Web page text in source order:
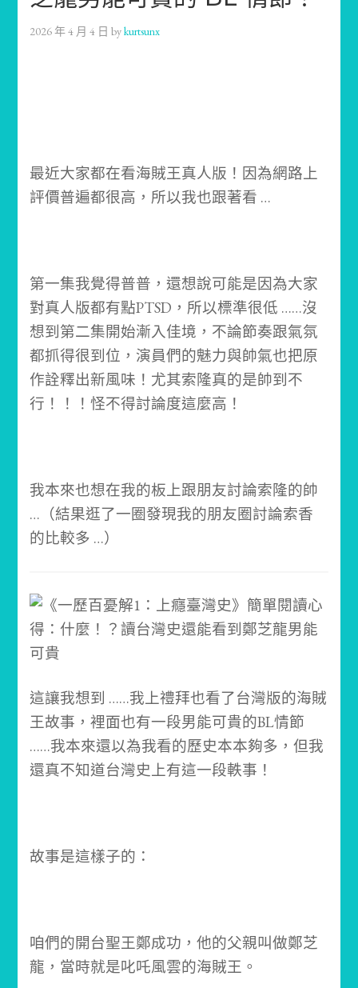
2026 年 4 月 4 日 bykurtsunx
最近大家都在看海賊王真人版！ 因為網路上
評價普遍都很高，所以我也跟著看 …
第一集我覺得普普，還想說可能是因為大家
對真人版都有點PTSD，所以標準很低 ……沒
想到第二集開始漸入佳境，不論節奏跟氣氛
都抓得很到位，演員們的魅力與帥氣也把原
作詮釋出新風味！ 尤其索隆真的是帥到不
行！！！怪不得討論度這麼高！
我本來也想在我的板上跟朋友討論索隆的帥
… （結果逛了一圈發現我的朋友圈討論索香
的比較多 …）
這讓我想到 ……我上禮拜也看了台灣版的海賊
王故事，裡面也有一段男能可貴的BL情節
……我本來還以為我看的歷史本本夠多，但我
還真不知道台灣史上有這一段軼事！
故事是這樣子的：
咱們的開台聖王鄭成功，他的父親叫做鄭芝
龍，當時就是叱吒風雲的海賊王。